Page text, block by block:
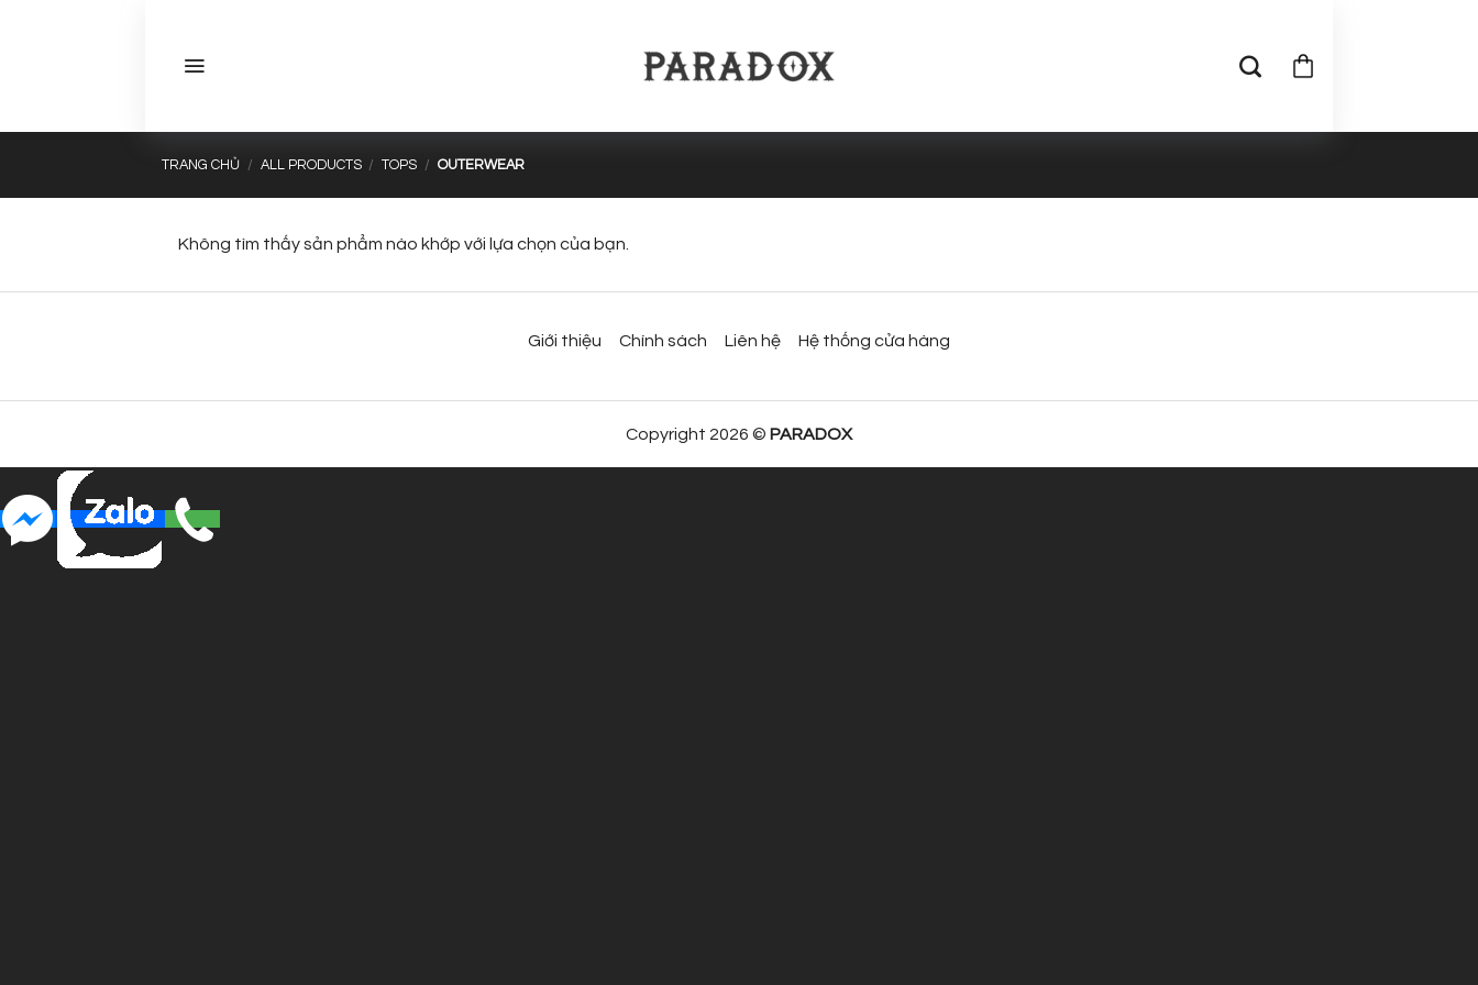
TRANG CHỦ / ALL PRODUCTS / TOPS / OUTERWEAR
Không tìm thấy sản phẩm nào khớp với lựa chọn của bạn.
Giới thiệu Chính sách Liên hệ Hệ thống cửa hàng
Copyright 2026 © PARADOX